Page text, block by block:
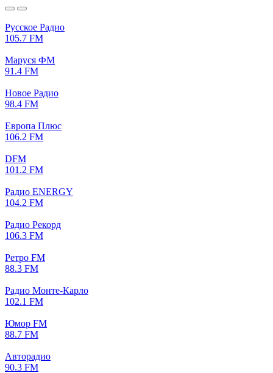
Русское Радио
105.7 FM
Маруся ФМ
91.4 FM
Новое Радио
98.4 FM
Европа Плюс
106.2 FM
DFM
101.2 FM
Радио ENERGY
104.2 FM
Радио Рекорд
106.3 FM
Ретро FM
88.3 FM
Радио Монте-Карло
102.1 FM
Юмор FM
88.7 FM
Авторадио
90.3 FM